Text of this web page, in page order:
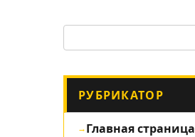
РУБРИКАТОР
Главная страница